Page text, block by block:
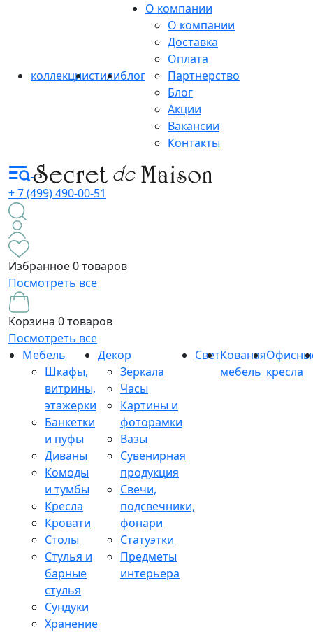
коллекциистилиблог
О компании
О компании
Доставка
Оплата
Партнерство
Блог
Акции
Вакансии
Контакты
+ 7 (499) 490-00-51
Избранное0 товаров
Посмотреть все
Корзина 0 товаров
Посмотреть все
Мебель
Шкафы,
витрины,
этажерки
Банкетки
и пуфы
Диваны
Комоды
и тумбы
Кресла
Кровати
Столы
Стулья и
барные
стулья
Сундуки
Хранение
Декор
Зеркала
Часы
Картины и
фоторамки
Вазы
Сувенирная
продукция
Свечи,
подсвечники,
фонари
Статуэтки
Предметы
интерьера
СветКованая
мебель кресла